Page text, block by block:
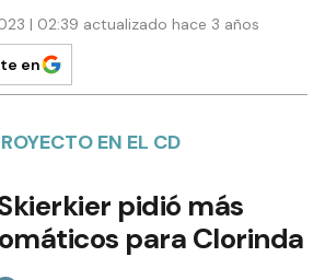
| 02:39 actualizado hace 3 años
en
EN EL CD
pidió más
para Clorinda